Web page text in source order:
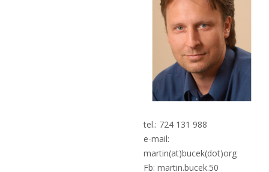
tel.: 724 131 988
e-mail:
martin(at)bucek(dot)org
Fb: martin.bucek.50